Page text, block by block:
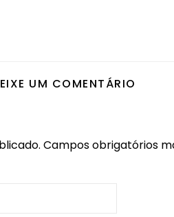
UM COMENTÁRIO
Campos obrigatórios